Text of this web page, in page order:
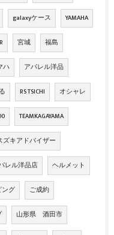
galaxyケース YAMAHA
宮城 福島
ハ アパレル洋品
RS TSICHI オシャレ
TEAMKAGAYAMA
ズキアドバイザー
レル洋品店 ヘルメット
ング ご成約
山形県 酒田市